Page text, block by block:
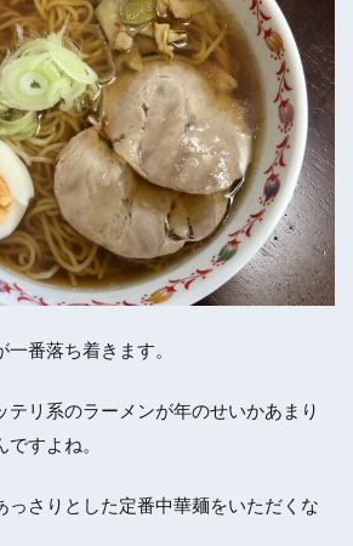
番落ち着きます。
テリ系のラーメンが年のせいかあまり
すよね。
っさりとした定番中華麺をいただくな